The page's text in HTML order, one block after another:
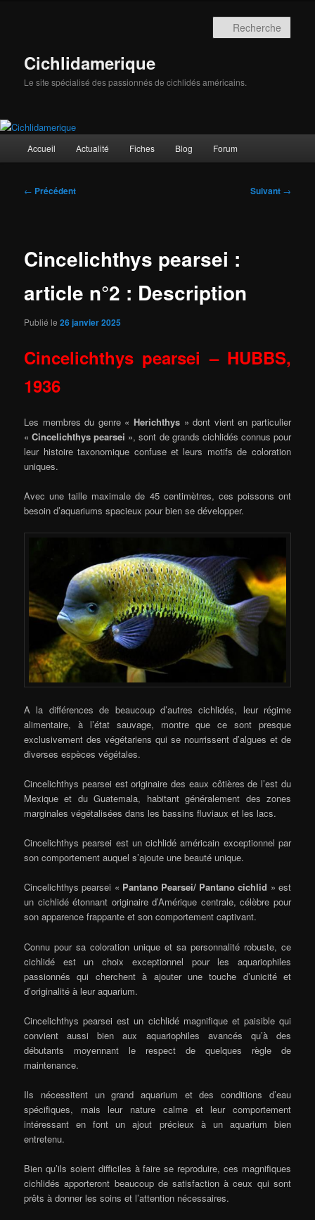
Cichlidamerique
Le site spécialisé des passionnés de cichlidés américains.
principal
Accueil Actualité Fiches Blog Forum
Navigation
← Précédent Suivant →
Cincelichthys pearsei :
article n°2 : Description
Publié le26 janvier 2025
Cincelichthys pearsei – HUBBS,
1936
Les membres du genre « Herichthys » dont vient en particulier
«Cincelichthys pearsei », sont de grands cichlidés connus pour
leur histoire taxonomique confuse et leurs motifs de coloration
uniques.
Avec une taille maximale de 45 centimètres, ces poissons ont
besoin d’aquariums spacieux pour bien se développer.
A la différences de beaucoup d’autres cichlidés, leur régime
alimentaire, à l’état sauvage, montre que ce sont presque
exclusivement des végétariens qui se nourrissent d’algues et de
diverses espèces végétales.
Cincelichthys pearsei est originaire des eaux côtières de l’est du
Mexique et du Guatemala, habitant généralement des zones
marginales végétalisées dans les bassins fluviaux et les lacs.
Cincelichthys pearsei est un cichlidé américain exceptionnel par
son comportement auquel s’ajoute une beauté unique.
Cincelichthys pearsei « Pantano Pearsei/ Pantano cichlid » est
un cichlidé étonnant originaire d’Amérique centrale, célèbre pour
son apparence frappante et son comportement captivant.
Connu pour sa coloration unique et sa personnalité robuste, ce
cichlidé est un choix exceptionnel pour les aquariophiles
passionnés qui cherchent à ajouter une touche d’unicité et
d’originalité à leur aquarium.
Cincelichthys pearsei est un cichlidé magnifique et paisible qui
convient aussi bien aux aquariophiles avancés qu’à des
débutants moyennant le respect de quelques règle de
maintenance.
Ils nécessitent un grand aquarium et des conditions d’eau
spécifiques, mais leur nature calme et leur comportement
intéressant en font un ajout précieux à un aquarium bien
entretenu.
Bien qu’ils soient difficiles à faire se reproduire, ces magnifiques
cichlidés apporteront beaucoup de satisfaction à ceux qui sont
prêts à donner les soins et l’attention nécessaires.